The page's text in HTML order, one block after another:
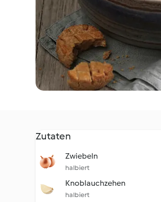
Zutaten
Zwiebeln
halbiert
Knoblauchzehen
halbiert